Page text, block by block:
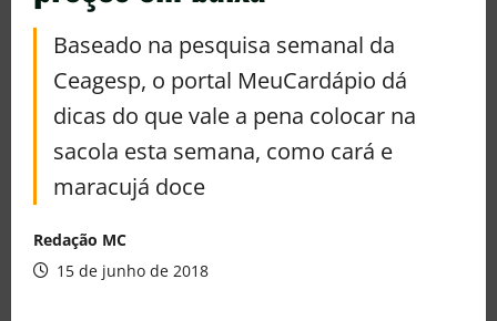
Baseado na pesquisa semanal da
Ceagesp, o portal MeuCardápio dá
dicas do que vale a pena colocar na
sacola esta semana, como cará e
maracujá doce
Redação MC
15 de junho de 2018